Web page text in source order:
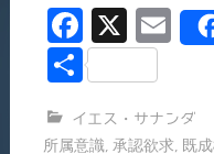
F
a
e
X
E
l
共
イエス・サナンダ
所属意識
承認欲求 既